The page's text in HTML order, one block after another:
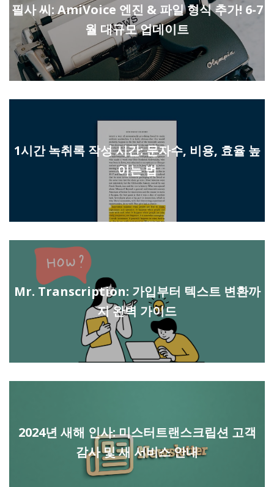
필사 씨: AmiVoice 엔진 & 파일 형식 추가! 6-7
월 대규모 업데이트
1시간 녹취록 작성 시간: 문자수, 비용, 효율 높
이는 법
Mr. Transcription: 가입부터 텍스트 변환까
지 완벽 가이드
2024년 새해 인사: 미스터트랜스크립션 고객
감사 및 새 서비스 안내